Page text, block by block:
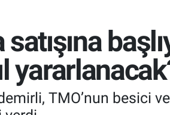
TMO’nun besici